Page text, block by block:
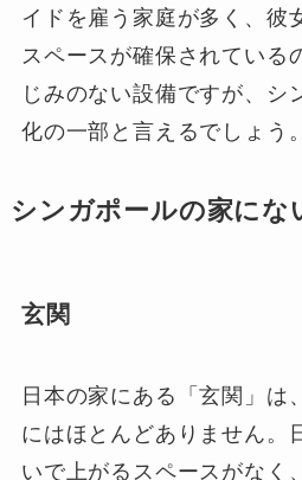
イドを雇う家庭が多く、彼
スペースが確保されている
じみのない設備ですが、シ
化の一部と言えるでしょう。
シンガポールの家にな
玄関
日本の家にある「玄関」は
にはほとんどありません。
いで上がるスペースがなく